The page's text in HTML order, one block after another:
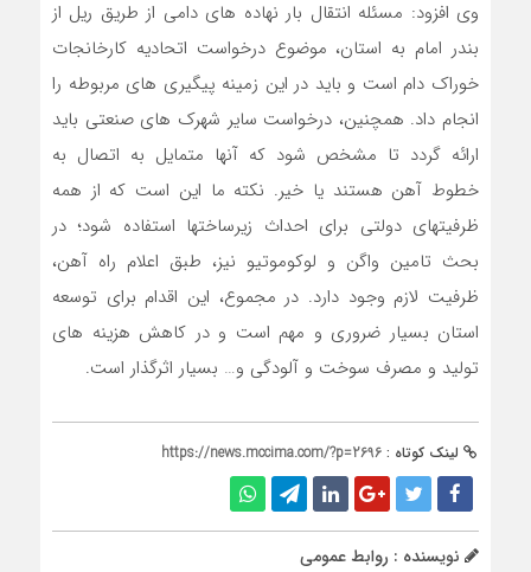
وی افزود: مسئله انتقال بار نهاده های دامی از طریق ریل از
بندر امام به استان، موضوع درخواست اتحادیه کارخانجات
خوراک دام است و باید در این زمینه پیگیری های مربوطه را
انجام داد. همچنین، درخواست سایر شهرک های صنعتی باید
ارائه گردد تا مشخص شود که آنها متمایل به اتصال به
خطوط آهن هستند یا خیر. نکته ما این است که از همه
ظرفیتهای دولتی برای احداث زیرساختها استفاده شود؛ در
بحث تامین واگن و لوکوموتیو نیز، طبق اعلام راه آهن،
ظرفیت لازم وجود دارد. در مجموع، این اقدام برای توسعه
استان بسیار ضروری و مهم است و در کاهش هزینه های
تولید و مصرف سوخت و آلودگی و… بسیار اثرگذار است.
لینک کوتاه : https://news.mccima.com/?p=2696
نویسنده : روابط عمومی